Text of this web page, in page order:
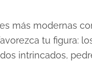
más modernas
tu figura:
intrincados,